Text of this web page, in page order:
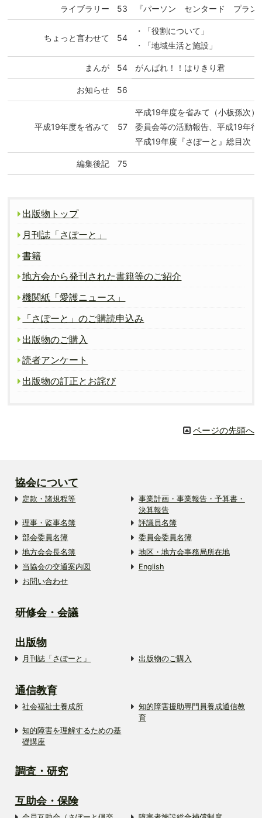
ライブラリー 53 『パーソン センタード プラン
ちょっと言わせて 54
・「役割について」
・「地域生活と施設」
まんが 54 がんばれ！！はりきり君
お知らせ 56
平成19年度を省みて 57
平成19年度を省みて（小板孫次
委員会等の活動報告、平成19年行
平成19年度『さぽーと』総目次
編集後記 75
出版物トップ
月刊誌「さぽーと」
書籍
地方会から発刊された書籍等のご紹介
機関紙「愛護ニュース」
「さぽーと」のご購読申込み
出版物のご購入
読者アンケート
出版物の訂正とお詫び
ページの先頭へ
協会について
定款・諸規程等
事業計画・事業報告・予算書・
決算報告
理事・監事名簿
評議員名簿
部会委員名簿
委員会委員名簿
地方会会長名簿
地区・地方会事務局所在地
当協会の交通案内図
English
お問い合わせ
研修会・会議
出版物
月刊誌「さぽーと」 出版物のご購入
通信教育
社会福祉士養成所
知的障害援助専門員養成通信教
育
知的障害を理解するための基
礎講座
調査・研究
互助会・保険